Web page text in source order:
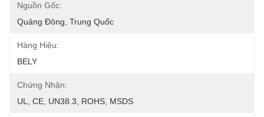
Nguồn Gốc:
Quảng Đông, Trung Quốc
Hàng Hiệu:
BELY
Chứng Nhận:
UL, CE, UN38.3, ROHS, MSDS